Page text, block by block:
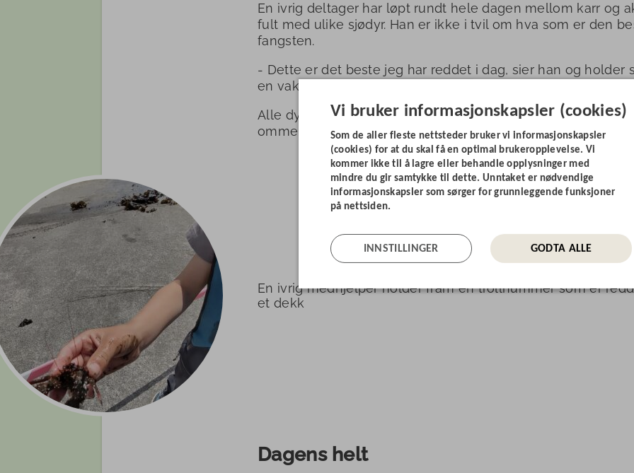
En ivrig deltager har løpt rundt hele dagen mellom karr og
fult med ulike sjødyr. Han er ikke i tvil om hva som er den
fangsten.
- Dette er det beste jeg har reddet i dag, sier han og holder
en vakker, liten trollhummer.
Alle dyra ble sluppet tilbake til et videre liv i havet når
omme.
En ivrig medhjelper holder fram en trollhummer som er
et dekk
Dagens helt
Vi bruker informasjonskapsler (cookies)
Som de aller fleste nettsteder bruker vi informasjonskapsler
(cookies) for at du skal få en optimal brukeropplevelse. Vi
kommer ikke til å lagre eller behandle opplysninger med
mindre du gir samtykke til dette. Unntaket er nødvendige
informasjonskapsler som sørger for grunnleggende funksjoner
på nettsiden.
INNSTILLINGER GODTA ALLE